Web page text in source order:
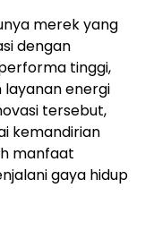
merek yang
dengan
tinggi,
layanan energi
tersebut,
kemandirian
manfaat
gaya hidup